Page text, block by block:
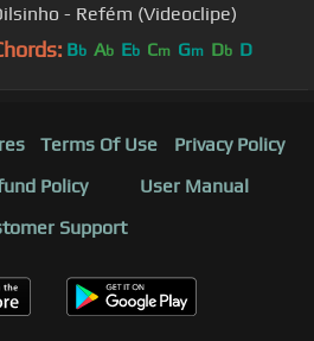
- Refém (Videoclipe)
Bb Ab Eb Cm Gm Db D
Terms Of Use
Privacy Policy
Policy
User Manual
Support